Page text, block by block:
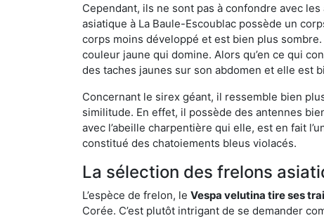
Cependant, ils ne sont pas à confondre avec
asiatique à La Baule-Escoublac possède un
corps moins développé et est bien plus
couleur jaune qui domine. Alors qu’en ce qui
des taches jaunes sur son abdomen et elle est
Concernant le sirex géant, il ressemble bien
similitude. En effet, il possède des antennes
avec l’abeille charpentière qui elle, est en fait
constitué des chatoiements bleus violacés.
La sélection des frelons
L’espèce de frelon, le Vespa velutina tire ses
Corée. C’est plutôt intrigant de se demander